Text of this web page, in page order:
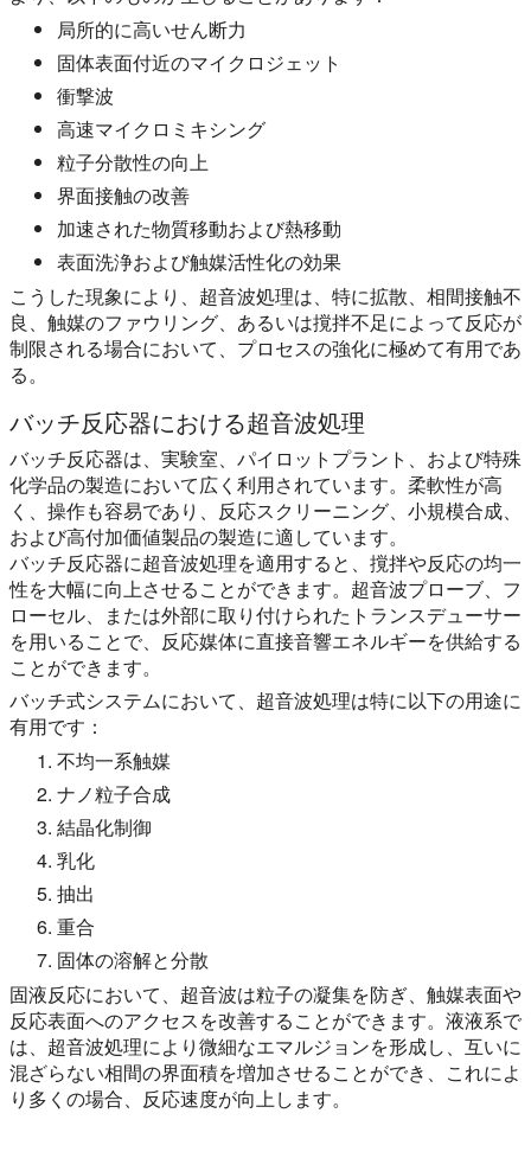
局所的に高いせん断力
固体表面付近のマイクロジェット
衝撃波
高速マイクロミキシング
粒子分散性の向上
界面接触の改善
加速された物質移動および熱移動
表面洗浄および触媒活性化の効果
こうした現象により、超音波処理は、特に拡散、相間接触不
良、触媒のファウリング、あるいは撹拌不足によって反応が
制限される場合において、プロセスの強化に極めて有用であ
る。
バッチ反応器における超音波処理
バッチ反応器は、実験室、パイロットプラント、および特殊
化学品の製造において広く利用されています。柔軟性が高
く、操作も容易であり、反応スクリーニング、小規模合成、
および高付加価値製品の製造に適しています。
バッチ反応器に超音波処理を適用すると、撹拌や反応の均一
性を大幅に向上させることができます。超音波プローブ、フ
ローセル、または外部に取り付けられたトランスデューサー
を用いることで、反応媒体に直接音響エネルギーを供給する
ことができます。
バッチ式システムにおいて、超音波処理は特に以下の用途に
有用です：
不均一系触媒
ナノ粒子合成
結晶化制御
乳化
抽出
重合
固体の溶解と分散
固液反応において、超音波は粒子の凝集を防ぎ、触媒表面や
反応表面へのアクセスを改善することができます。液液系で
は、超音波処理により微細なエマルジョンを形成し、互いに
混ざらない相間の界面積を増加させることができ、これによ
り多くの場合、反応速度が向上します。